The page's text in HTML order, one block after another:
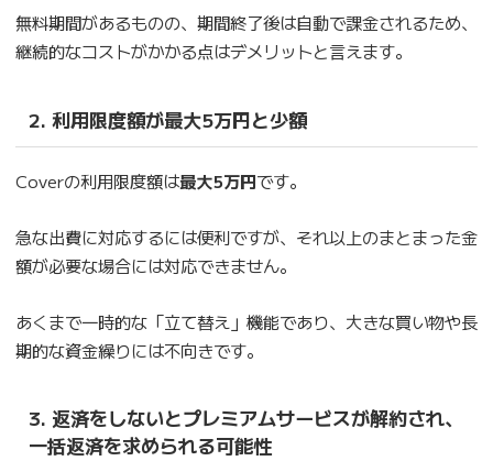
無料期間があるものの、期間終了後は自動で課金されるため、
継続的なコストがかかる点はデメリットと言えます。
2. 利用限度額が最大5万円と少額
Coverの利用限度額は最大5万円です。
急な出費に対応するには便利ですが、それ以上のまとまった金
額が必要な場合には対応できません。
あくまで一時的な「立て替え」機能であり、大きな買い物や長
期的な資金繰りには不向きです。
3. 返済をしないとプレミアムサービスが解約され、
一括返済を求められる可能性